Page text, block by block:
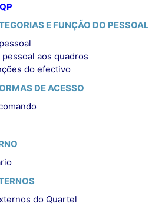
E FUNÇÃO DO PESSOAL
aos quadros
do efectivo
DE ACESSO
do Quartel